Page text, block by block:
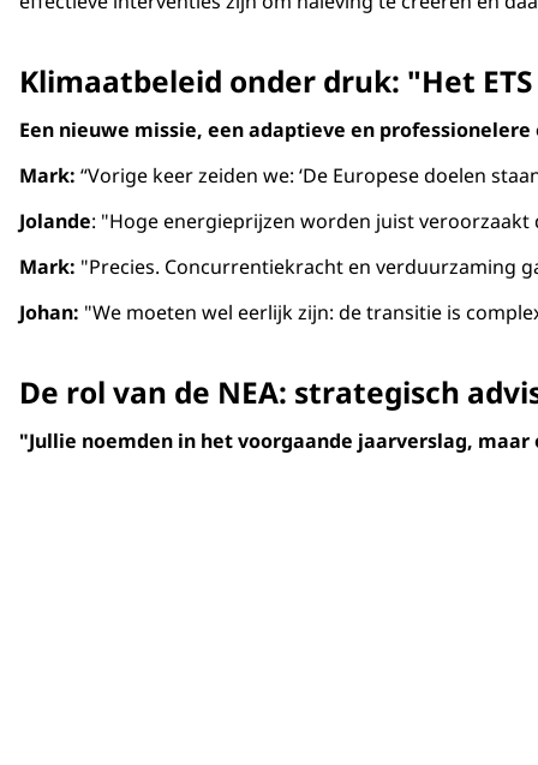
Klimaatbeleid onder druk: "Het
Een nieuwe missie, een adaptieve en
Mark: “Vorige keer zeiden we: ‘De Europese doelen
Jolande: "Hoge energieprijzen worden juist
Mark: "Precies. Concurrentiekracht en verduurzaming
Johan: "We moeten wel eerlijk zijn: de transitie is
De rol van de NEA: strategisch
"Jullie noemden in het voorgaande jaarverslag,